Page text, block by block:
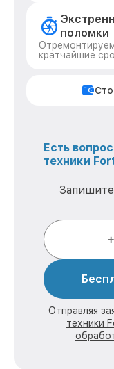
поломки
кратчайшие
Есть
техники
Отправляя
техники